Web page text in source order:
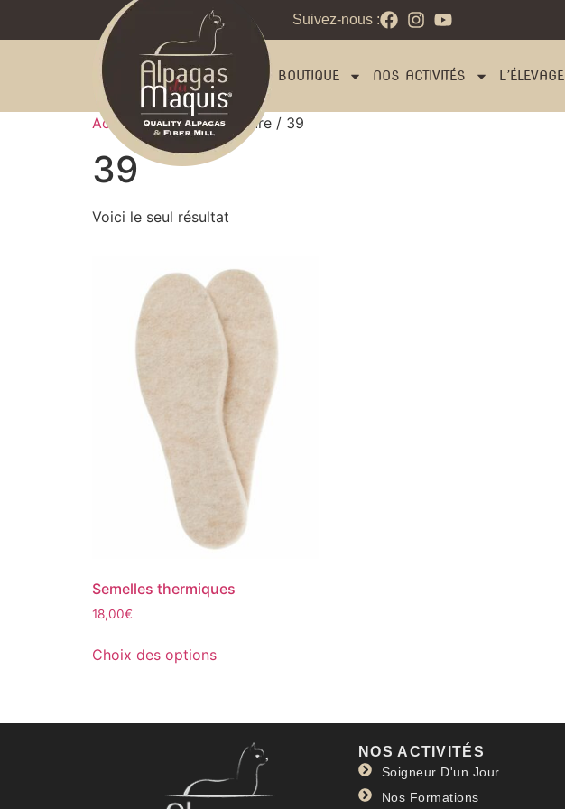
Suivez-nous :
BOUTIQUE NOS ACTIVITÉS L’ÉLEVAGE
Accueil / Product Pointure / 39
39
Voici le seul résultat
Semelles thermiques
18,00€
Choix des options
NOS ACTIVITÉS
Soigneur D'un Jour
Nos Formations